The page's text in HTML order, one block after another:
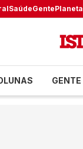
SaúdeGentePlaneta
GENTE